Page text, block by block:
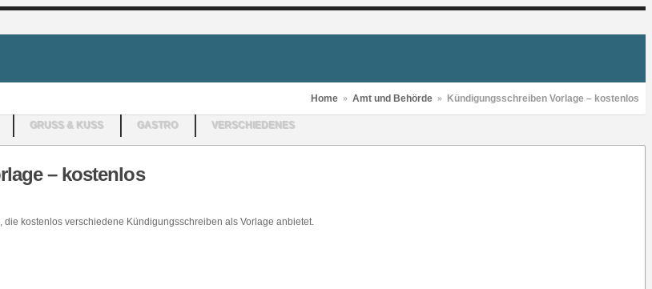
GRUSS & KUSS GASTRO VERSCHIEDENES
Home » Amt und Behörde » Kündigungsschreiben Vorlage – kostenlos
– kostenlos
kostenlos verschiedene Kündigungsschreiben als Vorlage anbietet.